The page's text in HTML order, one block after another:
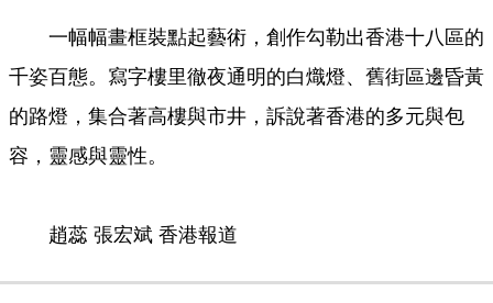
一幅幅畫框裝點起藝術，創作勾勒出香港十八區的
千姿百態。寫字樓里徹夜通明的白熾燈、舊街區邊昏黃
的路燈，集合著高樓與市井，訴說著香港的多元與包
容，靈感與靈性。
趙蕊 張宏斌 香港報道